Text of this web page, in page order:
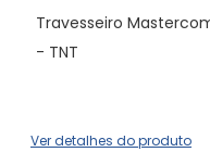
Travesseiro
- TNT
Ver detalhes do produto